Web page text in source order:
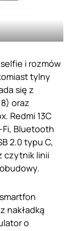
i rozmów
tylny
się z
oraz
Redmi 13C
Bluetooth
2.0 typu C,
czytnik linii
nakładką
o